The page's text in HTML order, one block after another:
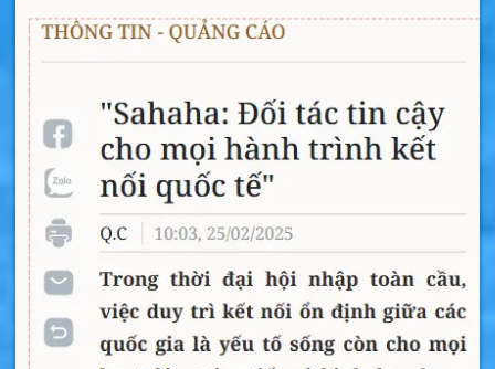
Sản phẩm liên quan
Bộ Phát Wifi Sahaha R9 Sử Dụng 100 Nước
Không Cần Sim
Cục Phát Wifi Huawei E5577 Chuẩn 4G
Chất Lượng Tốt Tiêu Chuẩn EU
Bộ Phát Wifi 3G/4G Airtel TCL Tốc Độ